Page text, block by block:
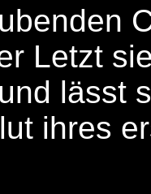
Letzt
lässt
ihres